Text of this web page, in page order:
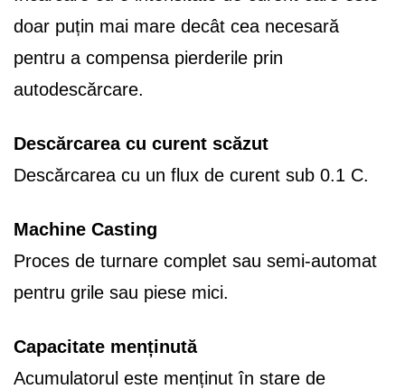
doar puțin mai mare decât cea necesară
pentru a compensa pierderile prin
autodescărcare.
Descărcarea cu curent scăzut
Descărcarea cu un flux de curent sub 0.1 C.
Machine Casting
Proces de turnare complet sau semi-automat
pentru grile sau piese mici.
Capacitate menținută
Acumulatorul este menținut în stare de